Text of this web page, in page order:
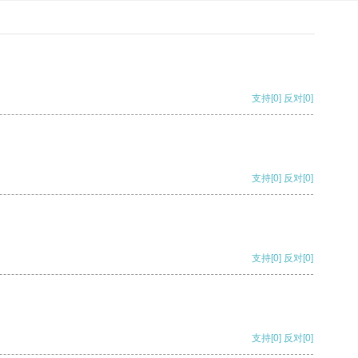
支持[0] 反对[0]
支持[0] 反对[0]
支持[0] 反对[0]
支持[0] 反对[0]